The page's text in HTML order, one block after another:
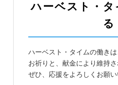
ハーベスト・タ
る
ハーベスト・タイムの働き
お祈りと、献金により維持さ
ぜひ、応援をよろしくお願い